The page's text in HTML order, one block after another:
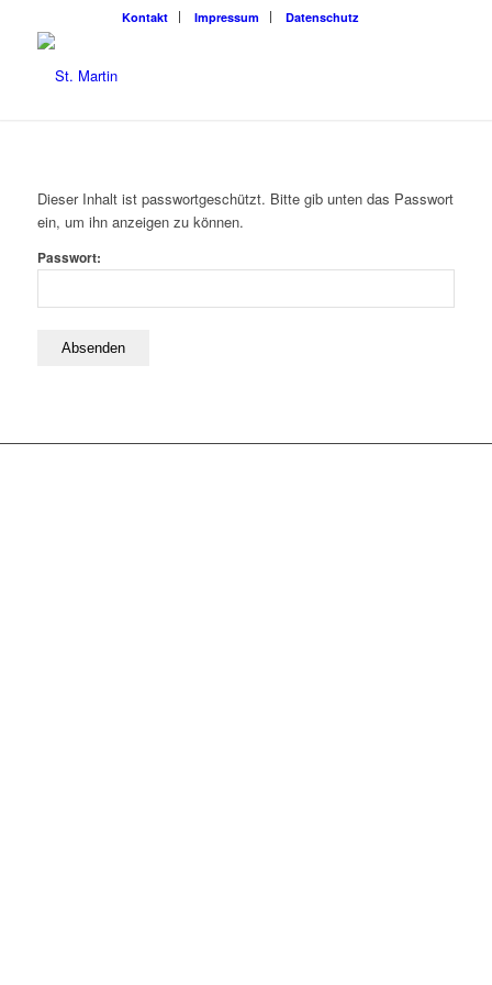
Kon­takt Impres­sum Daten­schutz
Die­ser Inhalt ist pass­wort­ge­schützt. Bit­te gib unten das Pass­wort
ein, um ihn anzei­gen zu können.
Pass­wort: